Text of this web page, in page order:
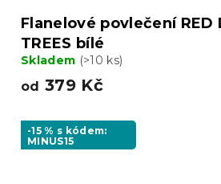
Flanelové povlečení RED
TREES bílé
Skladem (>10 ks)
od 379 Kč
-15 % s kódem:
MINUS15